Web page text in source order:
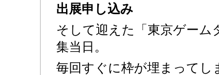
出展申し込み
そして迎えた「東京ゲーム
集当日。
毎回すぐに枠が埋まってし